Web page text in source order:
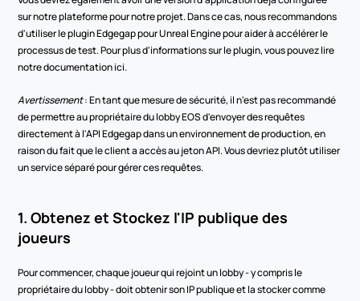
sur notre plateforme pour notre projet. Dans ce cas, nous recommandons
d'utiliser le plugin Edgegap pour Unreal Engine pour aider à accélérer le
processus de test. Pour plus d'informations sur le plugin, vous pouvez lire
notre documentation ici.
Avertissement : En tant que mesure de sécurité, il n'est pas recommandé
de permettre au propriétaire du lobby EOS d'envoyer des requêtes
directement à l'API Edgegap dans un environnement de production, en
raison du fait que le client a accès au jeton API. Vous devriez plutôt utiliser
un service séparé pour gérer ces requêtes.
1. Obtenez et Stockez l'IP publique des
joueurs
Pour commencer, chaque joueur qui rejoint un lobby - y compris le
propriétaire du lobby - doit obtenir son IP publique et la stocker comme